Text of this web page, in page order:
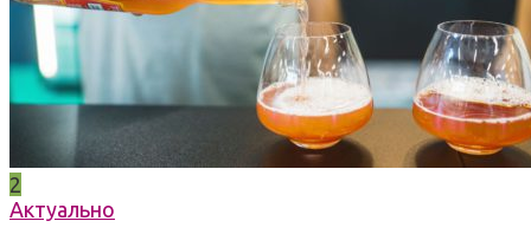
2
Актуально